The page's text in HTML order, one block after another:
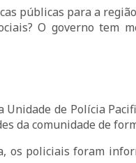
públicas para a
O governo tem
de Polícia
da comunidade de
os policiais foram